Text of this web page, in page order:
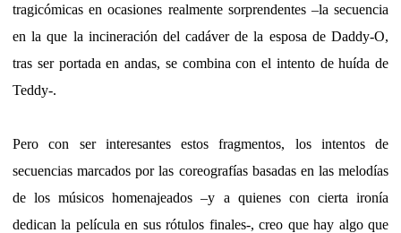
tragicómicas en ocasiones realmente sorprendentes –la secuencia
en la que la incineración del cadáver de la esposa de Daddy-O,
tras ser portada en andas, se combina con el intento de huída de
Teddy-.
Pero con ser interesantes estos fragmentos, los intentos de
secuencias marcados por las coreografías basadas en las melodías
de los músicos homenajeados –y a quienes con cierta ironía
dedican la película en sus rótulos finales-, creo que hay algo que